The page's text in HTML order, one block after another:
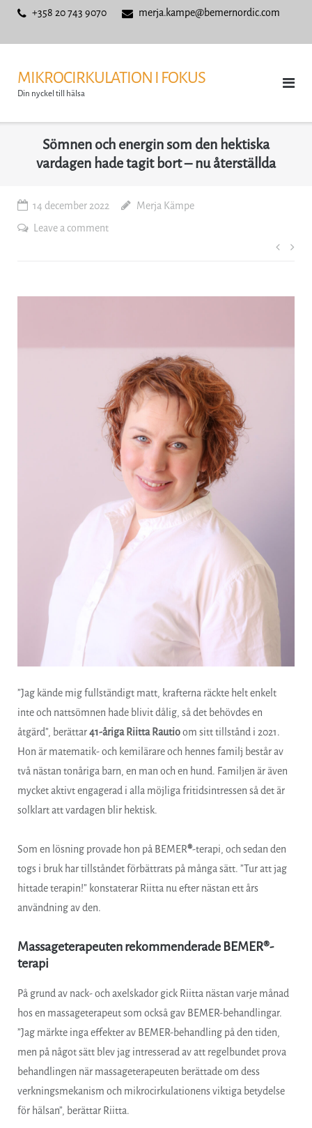
+358 20 743 9070 merja.kampe@bemernordic.com
MIKROCIRKULATION I FOKUS
Din nyckel till hälsa
Sömnen och energin som den hektiska
vardagen hade tagit bort – nu återställda
14 december 2022
Merja Kämpe
Leave a comment
”Jag kände mig fullständigt matt, krafterna räckte helt enkelt
inte och nattsömnen hade blivit dålig, så det behövdes en
åtgärd”, berättar41-åriga Riitta Rautioom sitt tillstånd i 2021.
Hon är matematik- och kemilärare och hennes familj består av
två nästan tonåriga barn, en man och en hund. Familjen är även
mycket aktivt engagerad i alla möjliga fritidsintressen så det är
solklart att vardagen blir hektisk.
Som en lösning provade hon på BEMER®-terapi, och sedan den
togs i bruk har tillståndet förbättrats på många sätt. ”Tur att jag
hittade terapin!” konstaterar Riitta nu efter nästan ett års
användning av den.
Massageterapeuten rekommenderade BEMER®-
terapi
På grund av nack- och axelskador gick Riitta nästan varje månad
hos en massageterapeut som också gav BEMER-behandlingar.
”Jag märkte inga effekter av BEMER-behandling på den tiden,
men på något sätt blev jag intresserad av att regelbundet prova
behandlingen när massageterapeuten berättade om dess
verkningsmekanism och mikrocirkulationens viktiga betydelse
för hälsan”, berättar Riitta.